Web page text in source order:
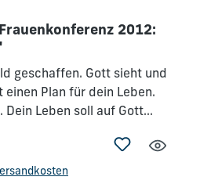
2012:
geschaffen. Gott sieht und
einen Plan für dein Leben.
Leben soll auf Gott
für dich, die so
Du bist ein Original,